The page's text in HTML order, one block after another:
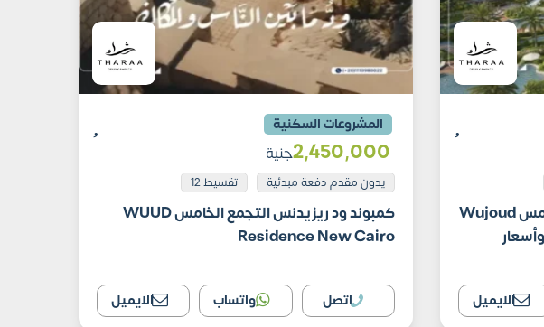
كمبوند وجود ريزيدنس التجمع الخامس Wujoud
الايميل
المشروعات السكنية
2٬450٬000جنية
يدون مقدم دفعة مبدئية تقسيط 12
كمبوند ود ريزيدنس التجمع الخامس WUUD
Residence New Cairo
اتصل واتساب الايميل